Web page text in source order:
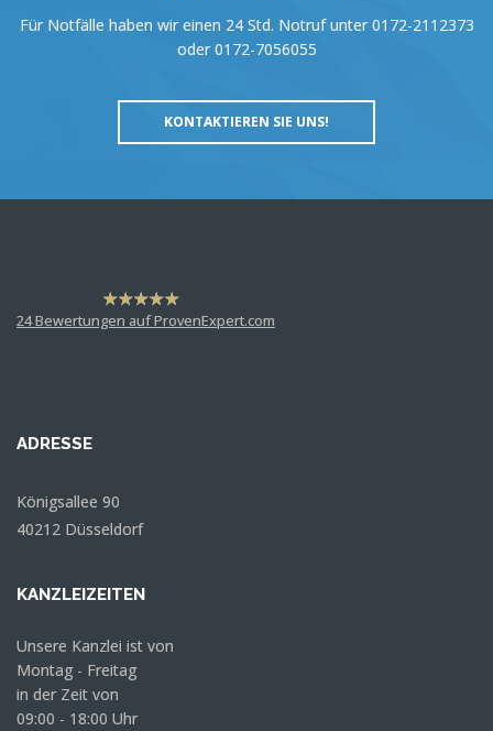
Für Notfälle haben wir einen 24 Std. Notruf unter 0172-2112373
oder 0172-7056055
KONTAKTIEREN SIE UNS!
hat4,63
von
24Bewertungen auf ProvenExpert.com
ADRESSE
Königsallee 90
40212 Düsseldorf
KANZLEIZEITEN
Unsere Kanzlei ist von
Montag - Freitag
in der Zeit von
09:00 - 18:00 Uhr